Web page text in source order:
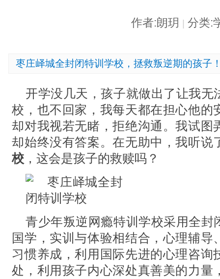
作者:朗玥 分类:
枣庄峄城全封闭特训学校，拯救叛逆期的孩子
开学没几天，孩子就做出了让我无
校，也不回家，我每天都在担心他的
却对我视若无睹，拒绝沟通。我试图
却始终没有答案。在无助中，我听说
校 ，这会是孩子的救赎吗？
青少年叛逆网瘾特训学校采用全封
国学，实训与体验相结合，心理辅导
习惯养成，利用国际先进的心理咨询
处，利用孩子内心深处真善美的力量